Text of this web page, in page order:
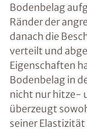
Bodenbelag
Ränder der
danach die
verteilt und
Eigenschaften
Bodenbelag in
nicht nur hitze-
überzeugt
seiner